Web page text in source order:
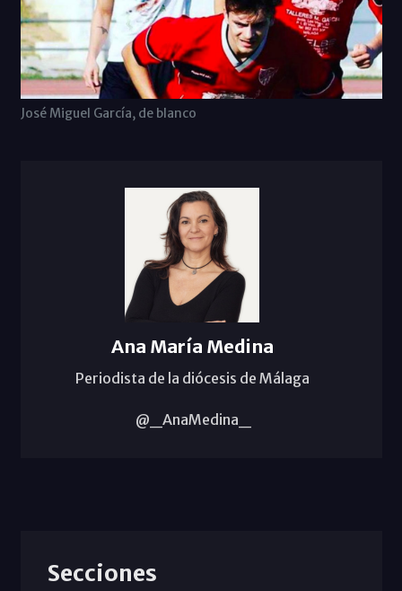
José Miguel García, de blanco
Ana María Medina
Periodista de la diócesis de Málaga
@_AnaMedina_
Secciones